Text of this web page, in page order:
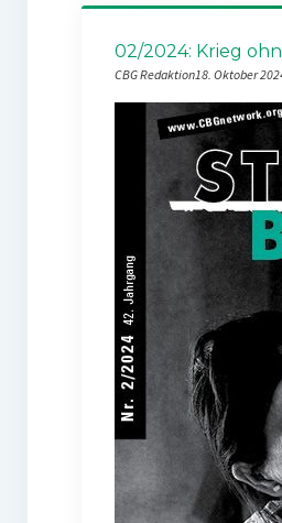
02/2024: Krieg
CBG Redaktion18. Oktober